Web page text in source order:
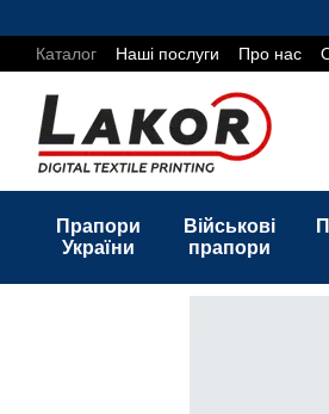
Каталог
Наші послуги Про нас
Прапори
України
Військові
прапори